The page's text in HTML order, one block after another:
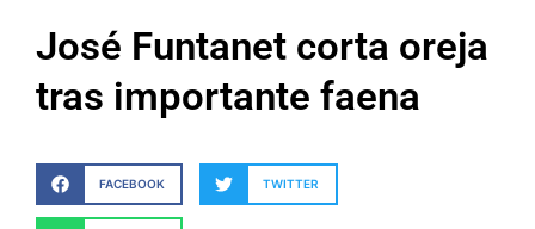
José Funtanet corta oreja
tras importante faena
FACEBOOK TWITTER